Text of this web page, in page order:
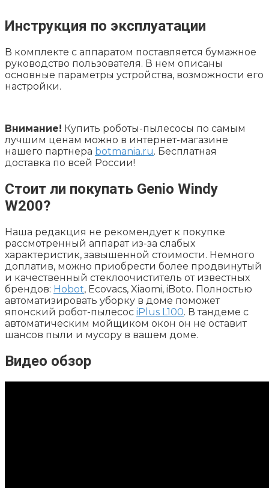
Инструкция по эксплуатации
В комплекте с аппаратом поставляется бумажное
руководство пользователя. В нем описаны
основные параметры устройства, возможности его
настройки.
Внимание! Купить роботы-пылесосы по самым
лучшим ценам можно в интернет-магазине
нашего партнера botmania.ru. Бесплатная
доставка по всей России!
Стоит ли покупать Genio Windy
W200?
Наша редакция не рекомендует к покупке
рассмотренный аппарат из-за слабых
характеристик, завышенной стоимости. Немного
доплатив, можно приобрести более продвинутый
и качественный стеклоочиститель от известных
брендов: Hobot, Ecovacs, Xiaomi, iBoto. Полностью
автоматизировать уборку в доме поможет
японский робот-пылесос iPlus L100. В тандеме с
автоматическим мойщиком окон он не оставит
шансов пыли и мусору в вашем доме.
Видео обзор